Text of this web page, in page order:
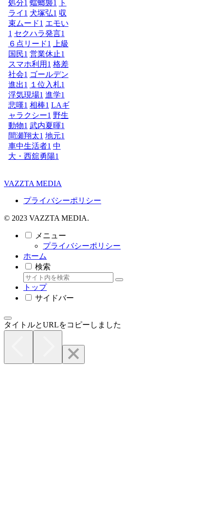
処分1 蟷螂襲1
ト
ライ 1 犬塚弘1 収
束ムード1 エモい
1 セクハラ発言1
６点リード1 上級
国民1 営業休止1
スマホ利用 1 格差
社会1 ゴールデン
進出1 １位入札1
浮気現場1 進学1
悲嘆1 相棒1 LAギ
ャラクシー1 野生
動物1 武内夏暉1
間瀬翔太1 地元1
車中生活者1 中
大・西舘勇陽1
VAZZTA MEDIA
プライバシーポリシー
© 2023 VAZZTA MEDIA.
メニュー
プライバシーポリシー
ホーム
検索
トップ
サイドバー
タイトルとURLをコピーしました